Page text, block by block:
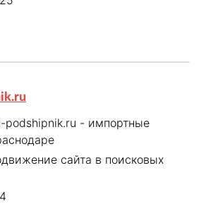
podshipnik.ru - импортные
сайта в поисковых